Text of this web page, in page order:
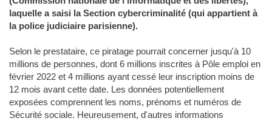
laquelle a saisi la Section cybercriminalité (qui appartient à
la police judiciaire parisienne).
Selon le prestataire, ce piratage pourrait concerner jusqu'à 10
millions de personnes, dont 6 millions inscrites à Pôle emploi en
février 2022 et 4 millions ayant cessé leur inscription moins de
12 mois avant cette date. Les données potentiellement
exposées comprennent les noms, prénoms et numéros de
Sécurité sociale. Heureusement, d'autres informations